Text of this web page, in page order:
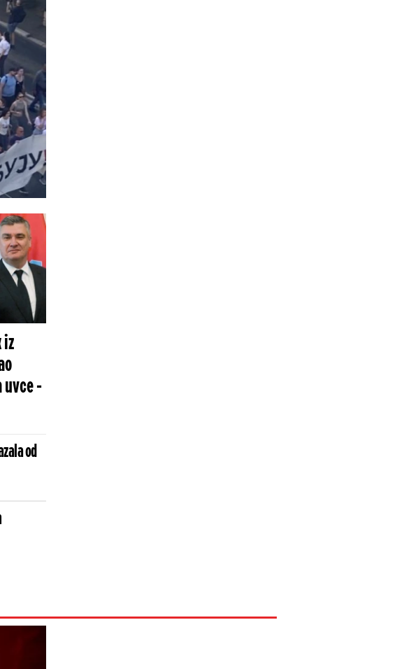
iz
uvce -
od